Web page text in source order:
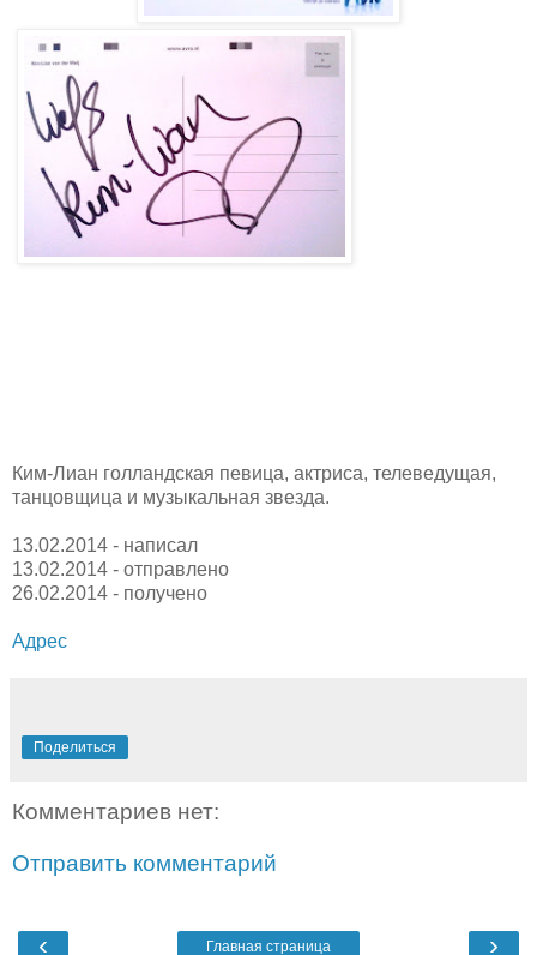
Ким-Лиан голландская певица, актриса, телеведущая,
танцовщица и музыкальная звезда.
13.02.2014 - написал
13.02.2014 - отправлено
26.02.2014 - получено
Адрес
Поделиться
Комментариев нет:
Отправить комментарий
‹ ›
Главная страница